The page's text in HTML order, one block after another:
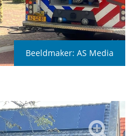
Beeldmaker: AS Media